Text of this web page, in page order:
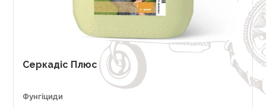
Серкадіс Плюс
Фунгіциди